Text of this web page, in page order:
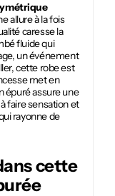
allure à la fois
caresse la
fluide qui
un événement
cette robe est
met en
épuré assure une
faire sensation et
rayonne de
cette